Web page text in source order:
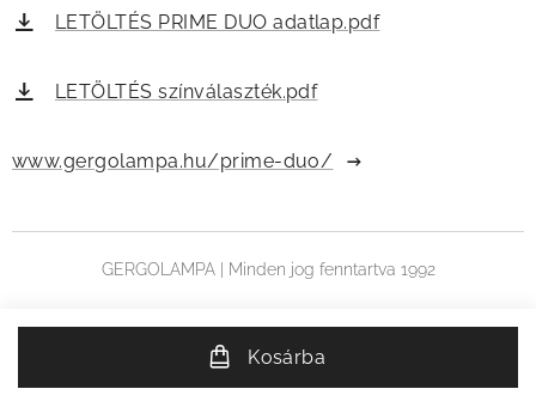
Kosárba
LETÖLTÉS PRIME DUO adatlap.pdf
LETÖLTÉS színválaszték.pdf
www.gergolampa.hu/prime-duo/
GERGOLAMPA | Minden jog fenntartva 1992